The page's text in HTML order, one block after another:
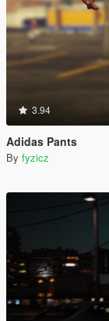
3.94
Adidas Pants
By fyzicz